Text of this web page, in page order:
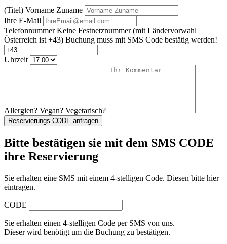
(Titel) Vorname Zuname
Ihre E-Mail
TelefonnummerKeine Festnetznummer (mit Ländervorwahl
Österreich ist +43) Buchung muss mit SMS Code bestätig werden!
Uhrzeit
Allergien? Vegan? Vegetarisch?
Reservierungs-CODE anfragen
Bitte bestätigen sie mit dem SMS CODE
ihre Reservierung
Sie erhalten eine SMS mit einem 4-stelligen Code. Diesen bitte hier
eintragen.
CODE
Sie erhalten einen 4-stelligen Code per SMS von uns.
Dieser wird benötigt um die Buchung zu bestätigen.